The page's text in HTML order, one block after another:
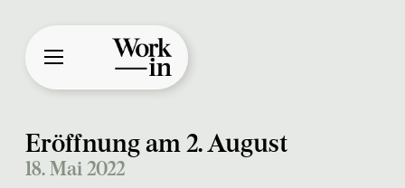
Eröffnung am 2. August
18. Mai 2022